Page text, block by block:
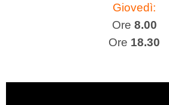
Giovedì:
Ore 8.00
Ore 18.30